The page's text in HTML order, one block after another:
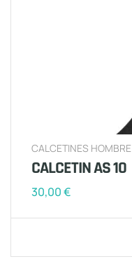
CALCETINES HOMBRE
CALCETIN AS 10
30,00€